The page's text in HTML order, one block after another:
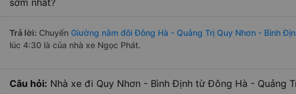
sớm nhất?
Trả lời: Chuyến Giường nằm đôi Đông Hà - Quảng Trị Quy Nhơn - Bình
lúc 4:30 là của nhà xe Ngọc Phát.
Câu hỏi: Nhà xe đi Quy Nhơn - Bình Định từ Đông Hà - Quảng